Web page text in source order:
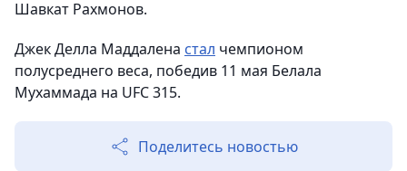
Шавкат Рахмонов.
Джек Делла Маддалена стал чемпионом
полусреднего веса, победив 11 мая Белала
Мухаммада на UFC 315.
Поделитесь новостью